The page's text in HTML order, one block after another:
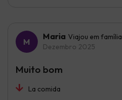
Maria Viajou em família
Dezembro 2025
La comida
Muito bom